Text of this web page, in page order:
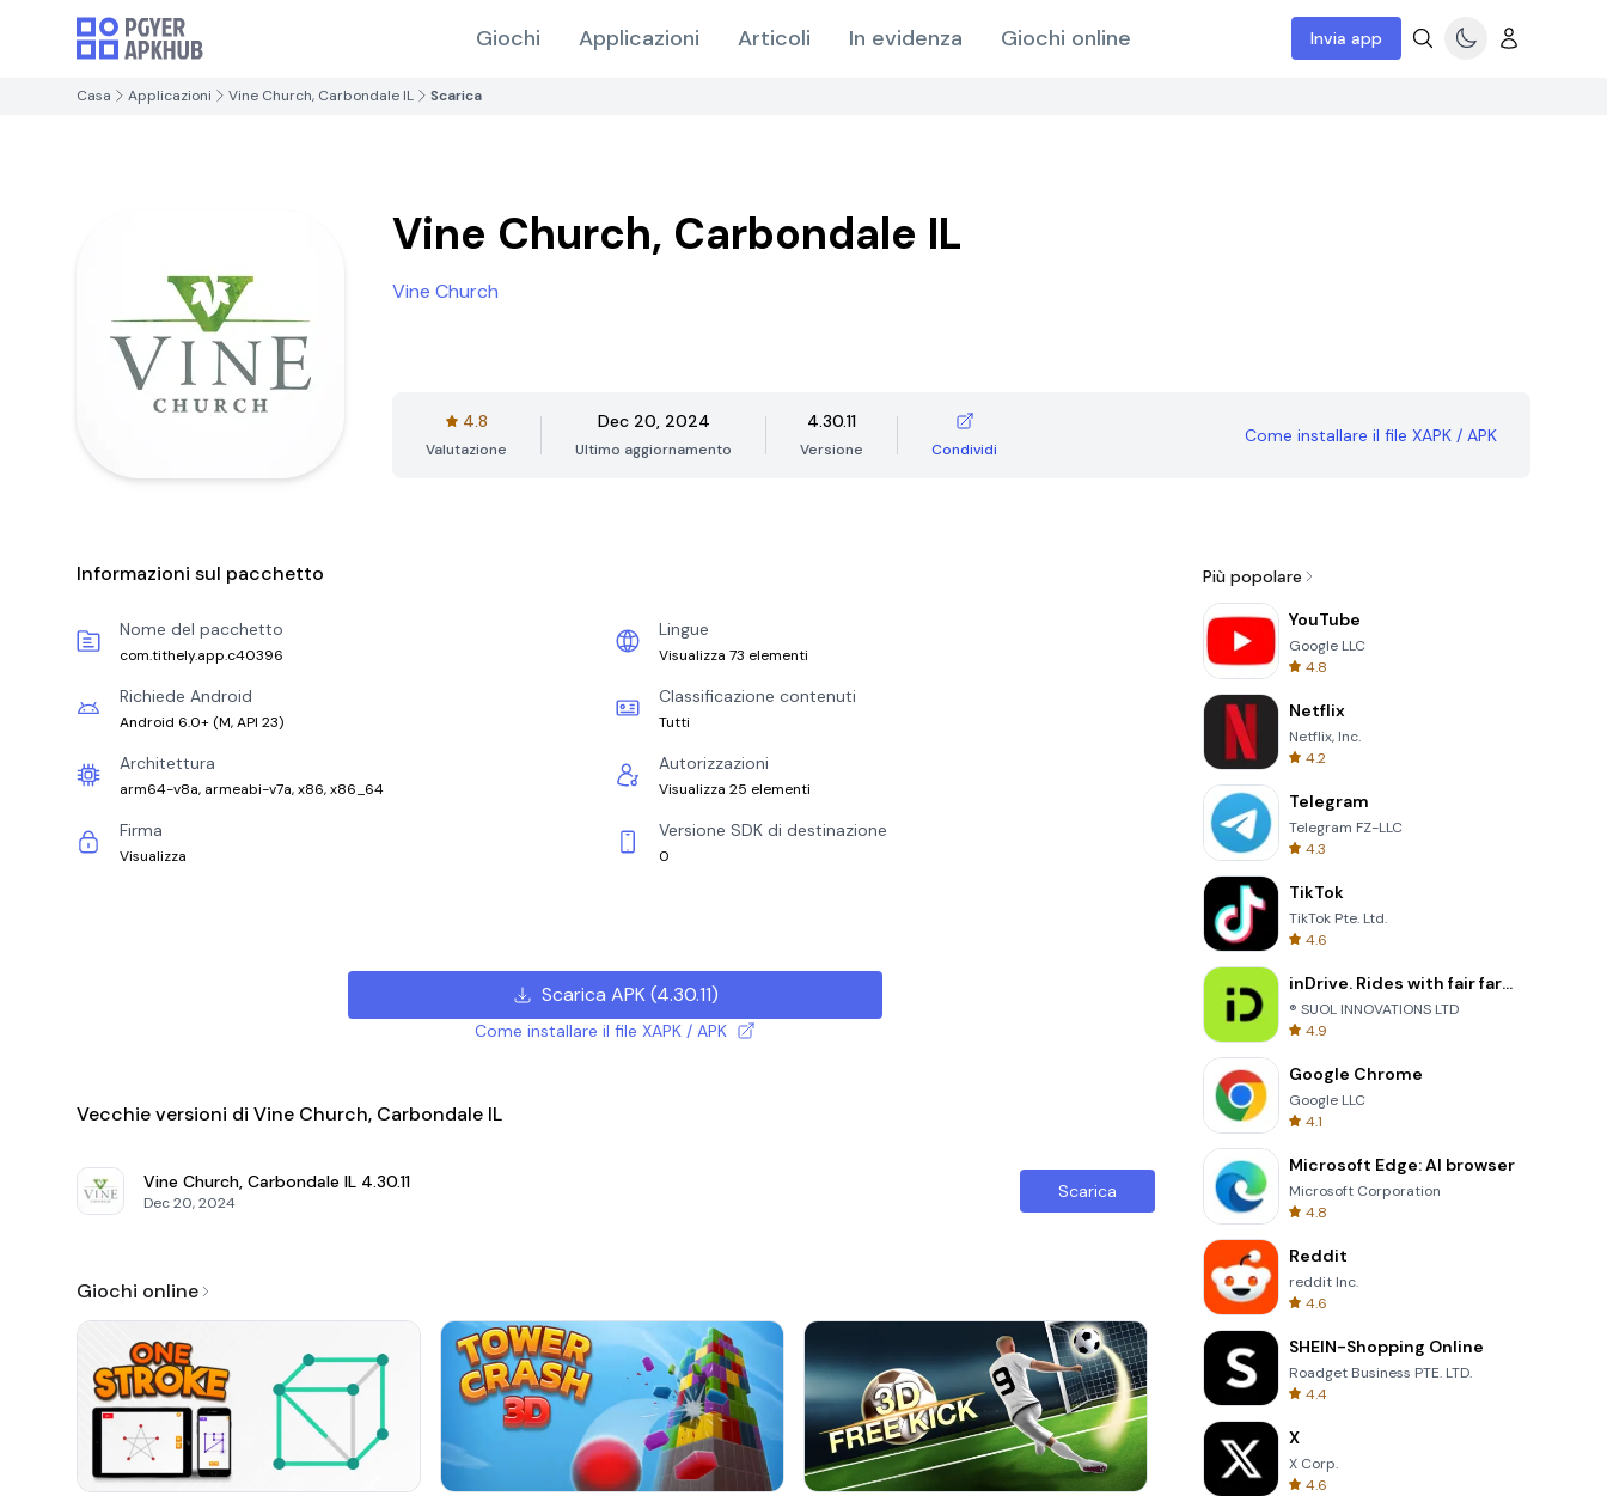
Giochi Applicazioni Articoli In evidenza Giochi online Invia app
Casa Applicazioni Vine Church, Carbondale IL Scarica
Vine Church, Carbondale IL
Vine Church
4.8
Valutazione
Dec 20, 2024
Ultimo aggiornamento
4.30.11
Versione Condividi
Come installare il file XAPK / APK
Informazioni sul pacchetto
Nome del pacchetto
com.tithely.app.c40396
Lingue
Visualizza 73 elementi
Richiede Android
Android 6.0+ (M, API 23)
Classificazione contenuti
Tutti
Architettura
arm64-v8a, armeabi-v7a, x86, x86_64
Autorizzazioni
Visualizza 25 elementi
Firma
Visualizza
Versione SDK di destinazione
0
Scarica APK(4.30.11)
Come installare il file XAPK / APK
Vecchie versioni di Vine Church, Carbondale IL
Vine Church, Carbondale IL 4.30.11
Dec 20, 2024
Scarica
Giochi online
Più popolare
YouTube
Google LLC
4.8
Netflix
Netflix, Inc.
4.2
Telegram
Telegram FZ-LLC
4.3
TikTok
TikTok Pte. Ltd.
4.6
inDrive. Rides with fair fares
® SUOL INNOVATIONS LTD
4.9
Google Chrome
Google LLC
4.1
Microsoft Edge: AI browser
Microsoft Corporation
4.8
Reddit
reddit Inc.
4.6
SHEIN-Shopping Online
Roadget Business PTE. LTD.
4.4
X
X Corp.
4.6